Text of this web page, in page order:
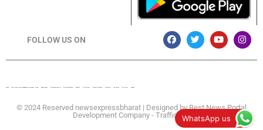
FOLLOW US ON
© 2024 Reserved newsexpressbharat | Designed byBest News Portal
Development Company- Traffic TailWhatsApp us